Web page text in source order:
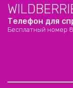
Телефон для
Бесплатный номер